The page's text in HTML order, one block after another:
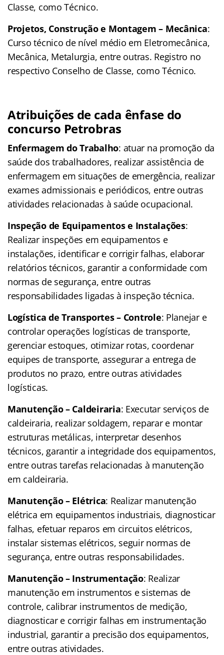
Classe, como Técnico.
Projetos, Construção e Montagem – Mecânica:
Curso técnico de nível médio em Eletromecânica,
Mecânica, Metalurgia, entre outras. Registro no
respectivo Conselho de Classe, como Técnico.
Atribuições de cada ênfase do
concurso Petrobras
Enfermagem do Trabalho: atuar na promoção da
saúde dos trabalhadores, realizar assistência de
enfermagem em situações de emergência, realizar
exames admissionais e periódicos, entre outras
atividades relacionadas à saúde ocupacional.
Inspeção de Equipamentos e Instalações:
Realizar inspeções em equipamentos e
instalações, identificar e corrigir falhas, elaborar
relatórios técnicos, garantir a conformidade com
normas de segurança, entre outras
responsabilidades ligadas à inspeção técnica.
Logística de Transportes – Controle: Planejar e
controlar operações logísticas de transporte,
gerenciar estoques, otimizar rotas, coordenar
equipes de transporte, assegurar a entrega de
produtos no prazo, entre outras atividades
logísticas.
Manutenção – Caldeiraria: Executar serviços de
caldeiraria, realizar soldagem, reparar e montar
estruturas metálicas, interpretar desenhos
técnicos, garantir a integridade dos equipamentos,
entre outras tarefas relacionadas à manutenção
em caldeiraria.
Manutenção – Elétrica: Realizar manutenção
elétrica em equipamentos industriais, diagnosticar
falhas, efetuar reparos em circuitos elétricos,
instalar sistemas elétricos, seguir normas de
segurança, entre outras responsabilidades.
Manutenção – Instrumentação: Realizar
manutenção em instrumentos e sistemas de
controle, calibrar instrumentos de medição,
diagnosticar e corrigir falhas em instrumentação
industrial, garantir a precisão dos equipamentos,
entre outras atividades.